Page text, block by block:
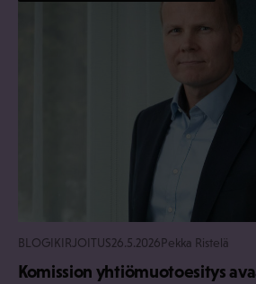
BLOGIKIRJOITUS26.5.2026Pekka Ristelä
Komission yhtiömuotoesitys